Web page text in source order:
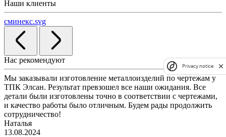
Наши клиенты
сминекс.svg
Нас рекомендуют
Мы заказывали изготовление металлоизделий по чертежам у
ТПК Элсан. Результат превзошел все наши ожидания. Все
детали были изготовлены точно в соответствии с чертежами,
и качество работы было отличным. Будем рады продолжить
сотрудничество!
Наталья
13.08.2024
Privacy notice